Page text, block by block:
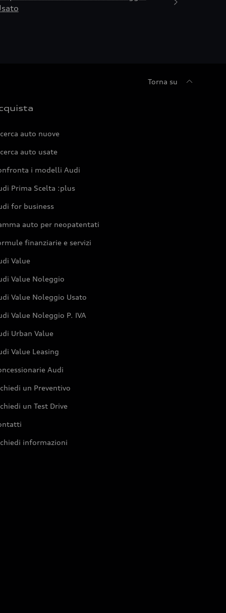
Torna su
auto nuove
auto usate
i modelli Audi
Prima Scelta :plus
for business
auto per neopatentati
finanziarie e servizi
Value
Value Noleggio
Value Noleggio Usato
Value Noleggio P. IVA
Urban Value
Value Leasing
Audi
un Preventivo
un Test Drive
informazioni